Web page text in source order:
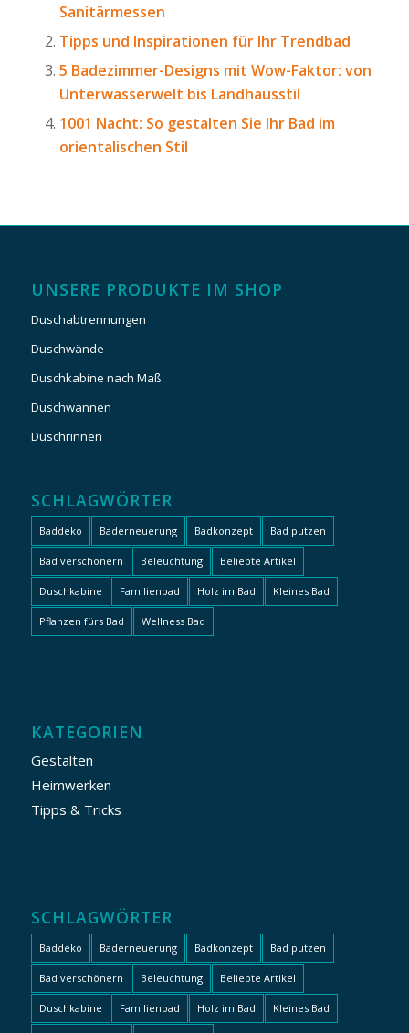
Sanitärmessen
Tipps und Inspirationen für Ihr Trendbad
5 Badezimmer-Designs mit Wow-Faktor: von
Unterwasserwelt bis Landhausstil
1001 Nacht: So gestalten Sie Ihr Bad im
orientalischen Stil
UNSERE PRODUKTE IM SHOP
Duschabtrennungen
Duschwände
Duschkabine nach Maß
Duschwannen
Duschrinnen
SCHLAGWÖRTER
Baddeko Baderneuerung Badkonzept Bad putzen
Bad verschönern Beleuchtung Beliebte Artikel
Duschkabine Familienbad Holz im Bad Kleines Bad
Pflanzen fürs Bad Wellness Bad
KATEGORIEN
Gestalten
Heimwerken
Tipps & Tricks
SCHLAGWÖRTER
Baddeko Baderneuerung Badkonzept Bad putzen
Bad verschönern Beleuchtung Beliebte Artikel
Duschkabine Familienbad Holz im Bad Kleines Bad